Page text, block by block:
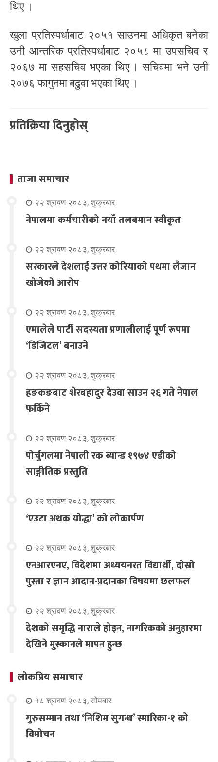
थिए ।
खुला प्रतिस्पर्धाबाट २०५१ साउनमा अधिकृत बनेका
उनी आन्तरिक प्रतिस्पर्धाबाट २०५८ मा उपसचिव र
२०६७ मा सहसचिव भएका थिए । सचिवमा भने उनी
२०७६ फागुनमा बढुवा भएका थिए ।
प्रतिक्रिया दिनुहोस्
ताजा समाचार
२२ श्रावण २०८३, शुक्रबार
नेपालमा कर्मचारीको नयाँ तलबमान स्वीकृत
२२ श्रावण २०८३, शुक्रबार
सरकारले देशलाई उत्तर कोरियाको पथमा लैजान
खोजेको आरोप
२२ श्रावण २०८३, शुक्रबार
एमालेले पार्टी सदस्यता प्रणालीलाई पूर्ण रूपमा
‘डिजिटल’ बनाउने
२२ श्रावण २०८३, शुक्रबार
हङकङबाट शेरबहादुर देउवा साउन २६ गते नेपाल
फर्किने
२२ श्रावण २०८३, शुक्रबार
पोर्चुगलमा नेपाली रक ब्यान्ड १९७४ एडीको
साङ्गीतिक प्रस्तुति
२२ श्रावण २०८३, शुक्रबार
‘एउटा अथक योद्धा’ को लोकार्पण
२२ श्रावण २०८३, शुक्रबार
एनआरएनए, विदेशमा अध्ययनरत विद्यार्थी, दोस्रो
पुस्ता र ज्ञान आदान-प्रदानका विषयमा छलफल
२२ श्रावण २०८३, शुक्रबार
देशको समृद्धि नाराले होइन, नागरिकको अनुहारमा
देखिने मुस्कानले मापन हुन्छ
लोकप्रिय समाचार
१८ श्रावण २०८३, सोमबार
गुरुसम्मान तथा ‘निशिम सुगन्ध’ स्मारिका-१ को
विमोचन